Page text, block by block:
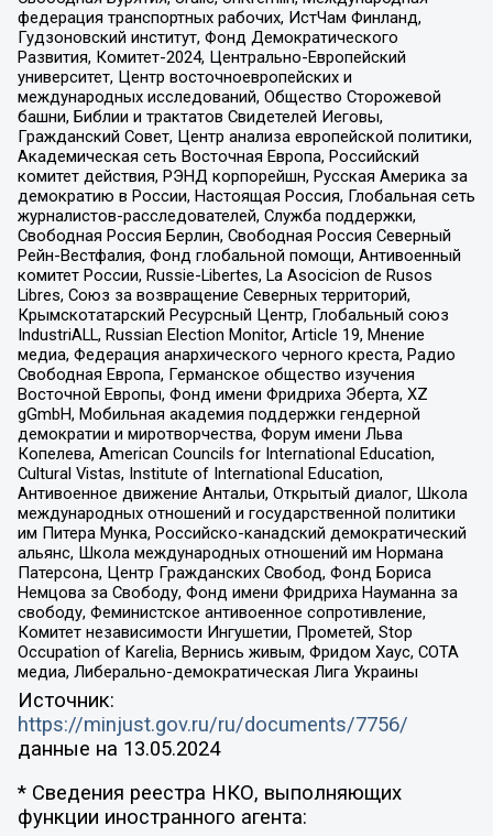
федерация транспортных рабочих, ИстЧам Финланд,
Гудзоновский институт, Фонд Демократического
Развития, Комитет-2024, Центрально-Европейский
университет, Центр восточноевропейских и
международных исследований, Общество Сторожевой
башни, Библии и трактатов Свидетелей Иеговы,
Гражданский Совет, Центр анализа европейской политики,
Академическая сеть Восточная Европа, Российский
комитет действия, РЭНД корпорейшн, Русская Америка за
демократию в России, Настоящая Россия, Глобальная сеть
журналистов-расследователей, Служба поддержки,
Свободная Россия Берлин, Свободная Россия Северный
Рейн-Вестфалия, Фонд глобальной помощи, Антивоенный
комитет России, Russie-Libertes, La Asocicion de Rusos
Libres, Союз за возвращение Северных территорий,
Крымскотатарский Ресурсный Центр, Глобальный союз
IndustriALL, Russian Election Monitor, Article 19, Мнение
медиа, Федерация анархического черного креста, Радио
Свободная Европа, Германское общество изучения
Восточной Европы, Фонд имени Фридриха Эберта, XZ
gGmbH, Мобильная академия поддержки гендерной
демократии и миротворчества, Форум имени Льва
Копелева, American Councils for International Education,
Cultural Vistas, Institute of International Education,
Антивоенное движение Антальи, Открытый диалог, Школа
международных отношений и государственной политики
им Питера Мунка, Российско-канадский демократический
альянс, Школа международных отношений им Нормана
Патерсона, Центр Гражданских Свобод, Фонд Бориса
Немцова за Свободу, Фонд имени Фридриха Науманна за
свободу, Феминистское антивоенное сопротивление,
Комитет независимости Ингушетии, Прометей, Stop
Occupation of Karelia, Вернись живым, Фридом Хаус, СОТА
медиа, Либерально-демократическая Лига Украины
Источник:
https://minjust.gov.ru/ru/documents/7756/
данные на 13.05.2024
* Сведения реестра НКО, выполняющих
функции иностранного агента: